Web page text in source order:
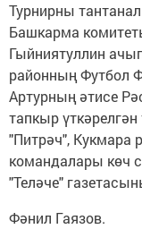
Турнирны
Башкарма
Гыйниятуллин
районның Футбол
Артурның әтисе
тапкыр
"Питрәч", Кукмара
командалары көч
"Теләче"
Фәнил Гаязов.